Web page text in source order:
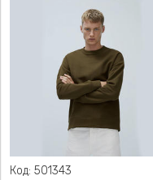
Код: 501343